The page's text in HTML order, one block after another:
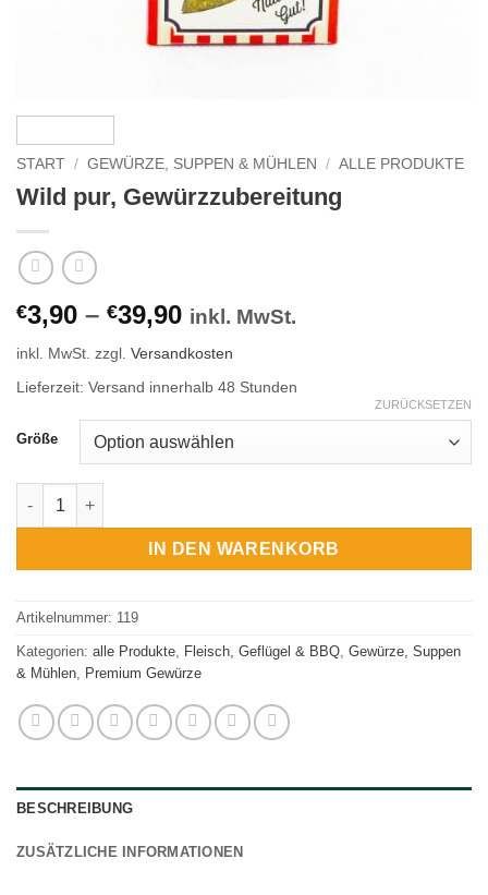
START / GEWÜRZE, SUPPEN & MÜHLEN / ALLE PRODUKTE
Wild pur, Gewürzzubereitung
€3,90 – €39,90 inkl. MwSt.
inkl. MwSt. zzgl. Versandkosten
Lieferzeit: Versand innerhalb 48 Stunden
Größe
ZURÜCKSETZEN
Wild pur, Gewürzzubereitung Menge
IN DEN WARENKORB
Artikelnummer: 119
Kategorien: alle Produkte, Fleisch, Geflügel & BBQ, Gewürze, Suppen
& Mühlen, Premium Gewürze
BESCHREIBUNG
ZUSÄTZLICHE INFORMATIONEN